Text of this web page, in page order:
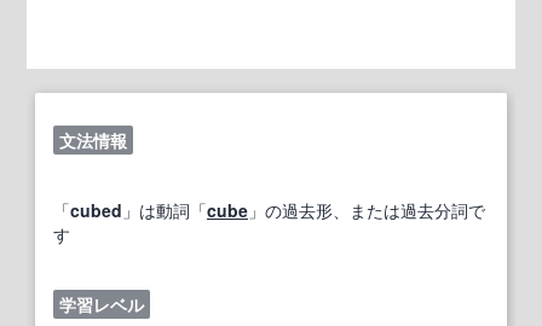
文法情報
「cubed 」は動詞「cube 」の過去形、または過去分詞で
す
学習レベル